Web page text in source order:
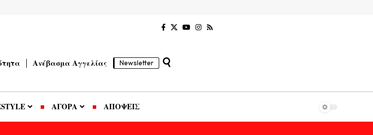
Ανέβασμα Αγγελίας Newsletter
ΑΓΟΡΑ ΑΠΟΨΕΙΣ